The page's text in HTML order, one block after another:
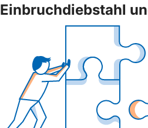
Einbruchdiebstahl